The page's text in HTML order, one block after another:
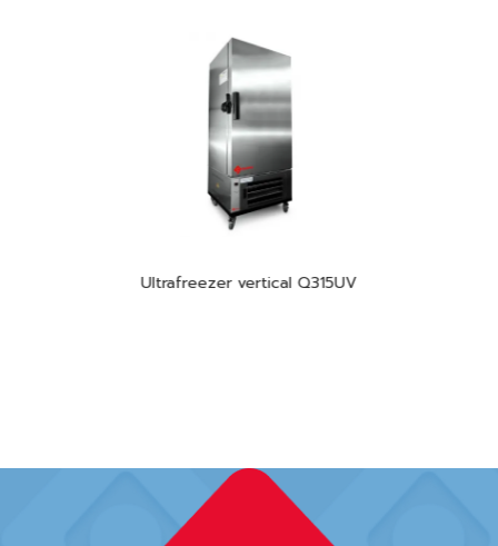
Ultrafreezer vertical Q315UV